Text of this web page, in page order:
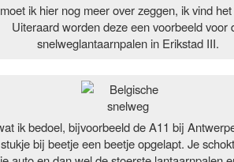
ik hier nog meer over zeggen, ik vind
Uiteraard worden deze een voorbeeld voor
snelweglantaarnpalen in Erikstad III.
ik bedoel, bijvoorbeeld de A11 bij
bij beetje een beetje opgelapt. Je